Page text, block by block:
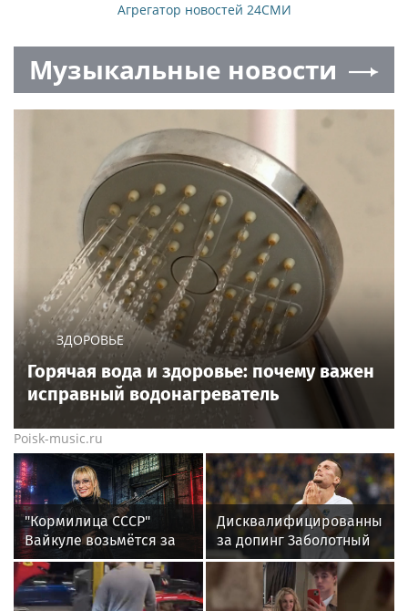
Агрегатор новостей 24СМИ
Музыкальные новости
ЗДОРОВЬЕ
Горячая вода и здоровье: почему важен
исправный водонагреватель
Poisk-music.ru
"Кормилица СССР"
Вайкуле возьмётся за
оружие. Сама так
сказала. В России ей
ответили двумя
Дисквалифицированный
за допинг Заболотный
подписал контракт с
клубом Басты